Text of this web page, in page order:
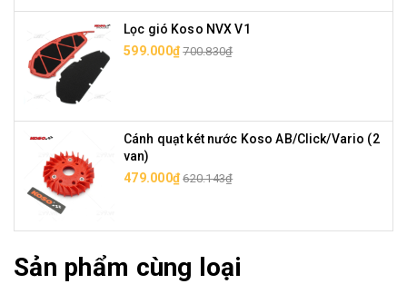
Lọc gió Koso NVX V1
599.000₫ 700.830₫
Cánh quạt két nước Koso AB/Click/Vario (2
van)
479.000₫ 620.143₫
Sản phẩm cùng loại